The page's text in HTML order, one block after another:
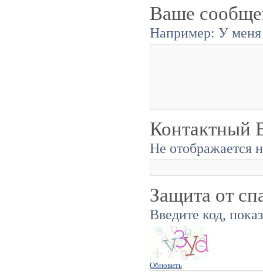
Ваше
Например: У меня
Контактный
Не отображается
Защита от
Введите код,
Обновить